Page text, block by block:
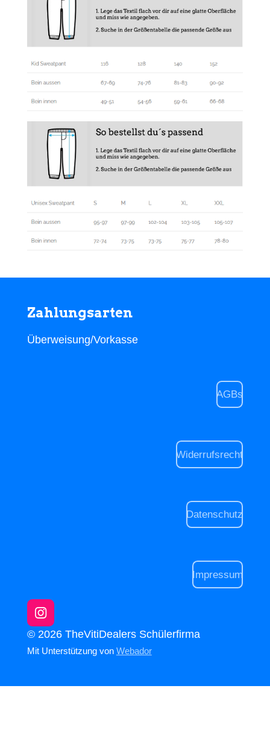
Zahlungsarten
Überweisung/Vorkasse
AGBs
Widerrufsrecht
Datenschutz
Impressum
I
n
s
t
r
© 2026 TheVitiDealers Schülerfirma
Mit Unterstützung von Webador